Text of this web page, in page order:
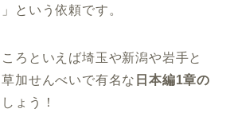
という依頼です。
ろといえば埼玉や新潟や岩手と
加せんべいで有名な 日本編1章の
ょう！